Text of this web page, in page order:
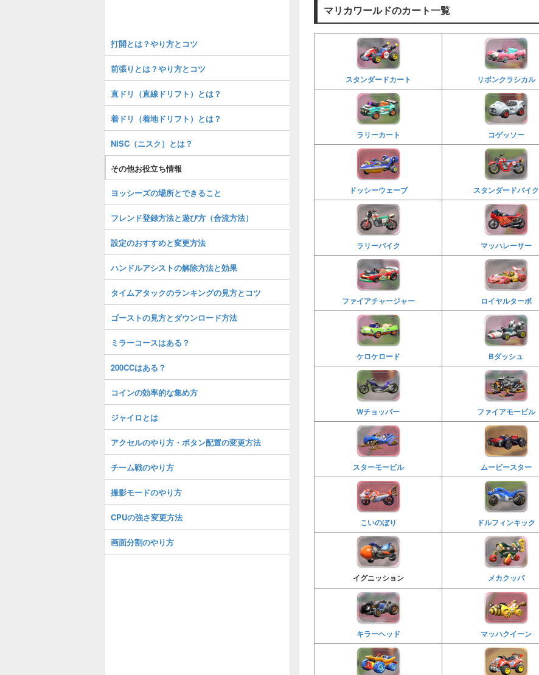
マリカワールドのカート一覧
スタンダードカート リボンクラシカル
ラリーカート コゲッソー
ドッシーウェーブ スタンダードバイク
ラリーバイク マッハレーサー
ファイアチャージャー ロイヤルターボ
ケロケロード Bダッシュ
Wチョッパー ファイアモービル
スターモービル ムービースター
こいのぼり ドルフィンキック
イグニッション メカクッパ
キラーヘッド マッハクイーン
打開とは？やり方とコツ
前張りとは？やり方とコツ
直ドリ（直線ドリフト）とは？
着ドリ（着地ドリフト）とは？
NISC（ニスク）とは？
その他お役立ち情報
ヨッシーズの場所とできること
フレンド登録方法と遊び方（合流方法）
設定のおすすめと変更方法
ハンドルアシストの解除方法と効果
タイムアタックのランキングの見方とコツ
ゴーストの見方とダウンロード方法
ミラーコースはある？
200CCはある？
コインの効率的な集め方
ジャイロとは
アクセルのやり方・ボタン配置の変更方法
チーム戦のやり方
撮影モードのやり方
CPUの強さ変更方法
画面分割のやり方